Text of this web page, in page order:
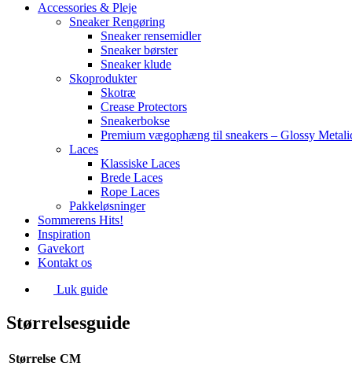
Accessories & Pleje
Sneaker Rengøring
Sneaker rensemidler
Sneaker børster
Sneaker klude
Skoprodukter
Skotræ
Crease Protectors
Sneakerbokse
Premium vægophæng til sneakers – Glossy
Laces
Klassiske Laces
Brede Laces
Rope Laces
Pakkeløsninger
Sommerens Hits!
Inspiration
Gavekort
Kontakt os
Luk guide
Størrelsesguide
Størrelse CM